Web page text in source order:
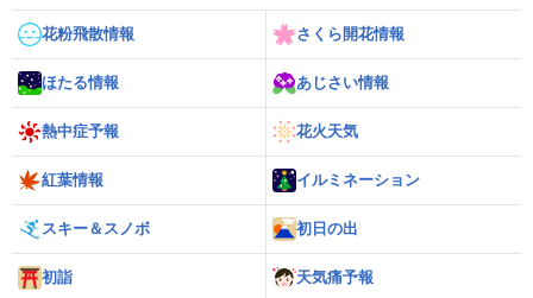
花粉飛散情報 さくら開花情報
ほたる情報 あじさい情報
熱中症予報 花火天気
紅葉情報 イルミネーション
スキー＆スノボ 初日の出
初詣 天気痛予報